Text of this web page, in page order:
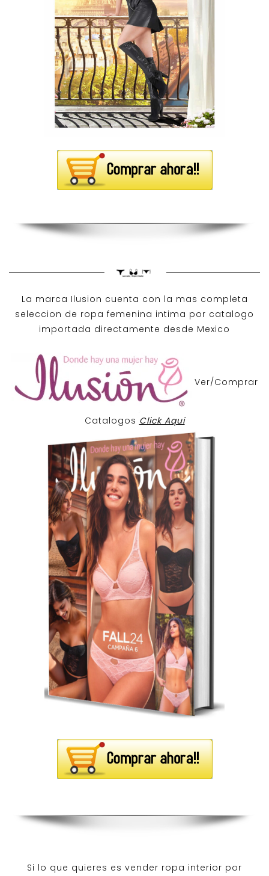
La marca Ilusion cuenta con la mas completa
seleccion de ropa femenina intima por catalogo
importada directamente desde Mexico
Ver/Comprar
Catalogos Click Aqui
Si lo que quieres es vender ropa interior por